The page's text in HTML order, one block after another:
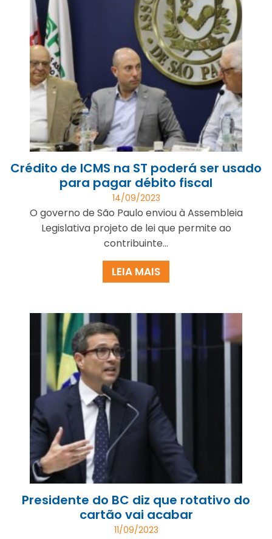
Crédito de ICMS na ST poderá ser usado
para pagar débito fiscal
14/09/2023
O governo de São Paulo enviou à Assembleia
Legislativa projeto de lei que permite ao
contribuinte...
LEIA MAIS
Presidente do BC diz que rotativo do
cartão vai acabar
11/09/2023